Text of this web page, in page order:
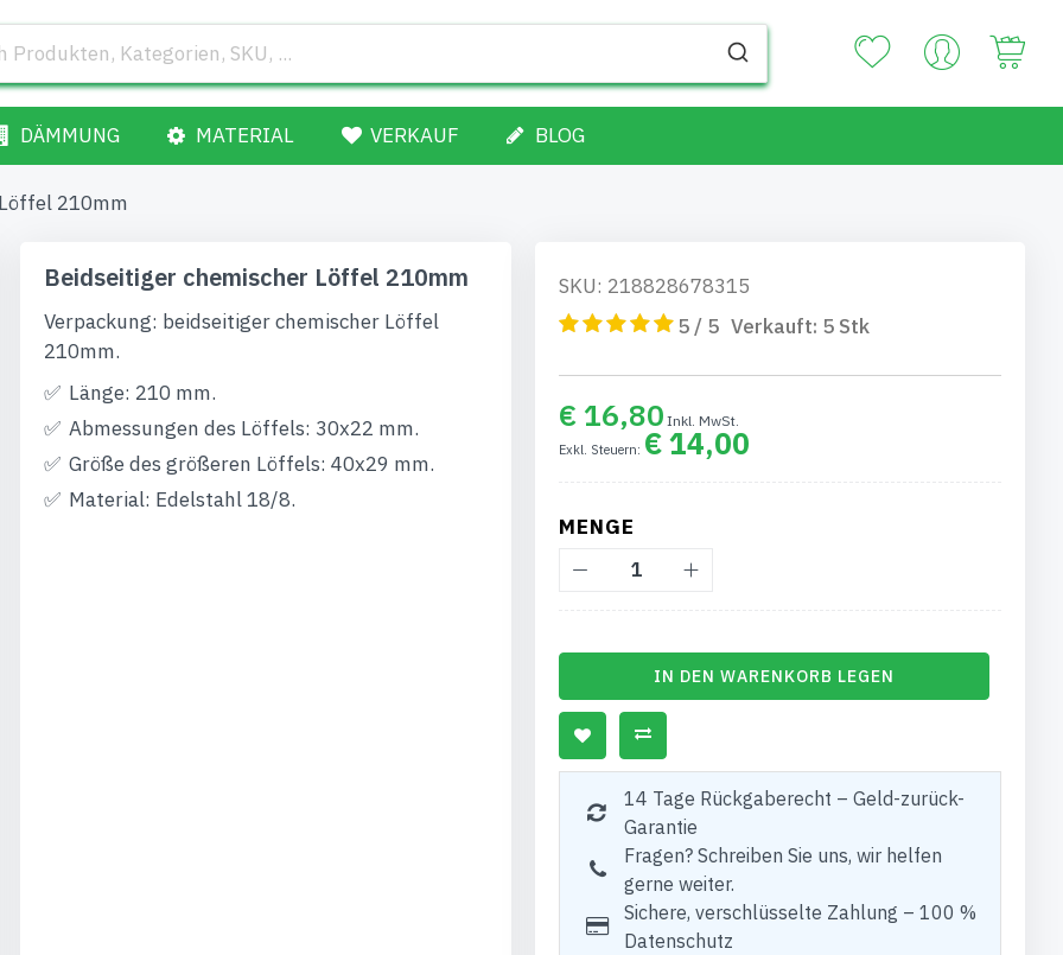
DÄMMUNG MATERIAL VERKAUF BLOG
210mm
Beidseitiger chemischer Löffel 210mm
Verpackung: beidseitiger chemischer Löffel
210mm.
Länge: 210 mm.
Abmessungen des Löffels: 30x22 mm.
Größe des größeren Löffels: 40x29 mm.
Material: Edelstahl 18/8.
SKU: 218828678315
5 / 5 Verkauft: 5Stk
€ 16,80
€ 14,00
MENGE
IN DEN WARENKORB LEGEN
14 Tage Rückgaberecht – Geld-zurück-
Garantie
Fragen? Schreiben Sie uns, wir helfen
gerne weiter.
Sichere, verschlüsselte Zahlung – 100 %
Datenschutz